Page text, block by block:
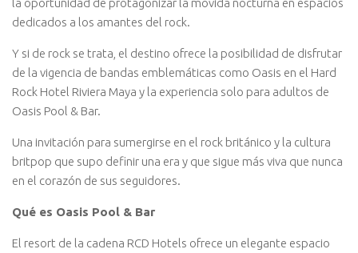
dedicados a los amantes del rock.
Y si de rock se trata, el destino ofrece la posibilidad de disfrutar
de la vigencia de bandas emblemáticas como Oasis en el Hard
Rock Hotel Riviera Maya y la experiencia solo para adultos de
Oasis Pool & Bar.
Una invitación para sumergirse en el rock británico y la cultura
britpop que supo definir una era y que sigue más viva que nunca
en el corazón de sus seguidores.
Qué es Oasis Pool & Bar
El resort de la cadena RCD Hotels ofrece un elegante espacio